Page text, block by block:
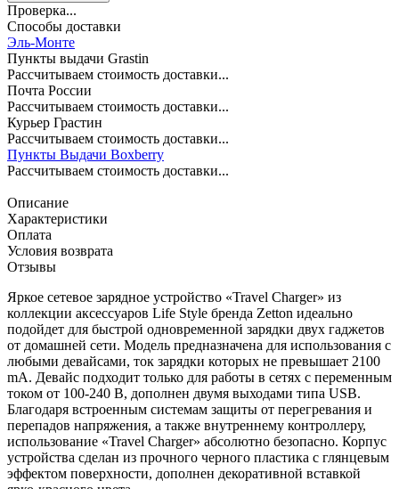
Проверка...
Способы доставки
Эль-Монте
Пункты выдачи Grastin
Рассчитываем стоимость доставки...
Почта России
Рассчитываем стоимость доставки...
Курьер Грастин
Рассчитываем стоимость доставки...
Пункты Выдачи Boxberry
Рассчитываем стоимость доставки...
Описание
Характеристики
Оплата
Условия возврата
Отзывы
Яркое сетевое зарядное устройство «Travel Charger» из
коллекции аксессуаров Life Style бренда Zetton идеально
подойдет для быстрой одновременной зарядки двух гаджетов
от домашней сети. Модель предназначена для использования с
любыми девайсами, ток зарядки которых не превышает 2100
mA. Девайс подходит только для работы в сетях с переменным
током от 100-240 В, дополнен двумя выходами типа USB.
Благодаря встроенным системам защиты от перегревания и
перепадов напряжения, а также внутреннему контроллеру,
использование «Travel Charger» абсолютно безопасно. Корпус
устройства сделан из прочного черного пластика с глянцевым
эффектом поверхности, дополнен декоративной вставкой